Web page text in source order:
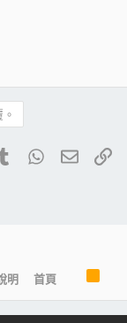
TumblrWhatsApp
電子
明 首頁
S